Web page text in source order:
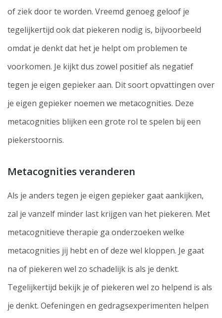
of ziek door te worden. Vreemd genoeg geloof je
tegelijkertijd ook dat piekeren nodig is, bijvoorbeeld
omdat je denkt dat het je helpt om problemen te
voorkomen. Je kijkt dus zowel positief als negatief
tegen je eigen gepieker aan. Dit soort opvattingen over
je eigen gepieker noemen we metacognities. Deze
metacognities blijken een grote rol te spelen bij een
piekerstoornis.
Metacognities veranderen
Als je anders tegen je eigen gepieker gaat aankijken,
zal je vanzelf minder last krijgen van het piekeren. Met
metacognitieve therapie ga onderzoeken welke
metacognities jij hebt en of deze wel kloppen. Je gaat
na of piekeren wel zo schadelijk is als je denkt.
Tegelijkertijd bekijk je of piekeren wel zo helpend is als
je denkt. Oefeningen en gedragsexperimenten helpen